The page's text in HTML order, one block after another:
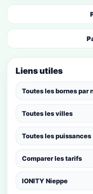
Liens utiles
Toutes les bornes par
Toutes les villes
Toutes les puissances
Comparer les tarifs
IONITY Nieppe